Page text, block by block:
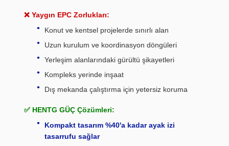
❌ Yaygın EPC Zorlukları:
Konut ve kentsel projelerde sınırlı alan
Uzun kurulum ve koordinasyon döngüleri
Yerleşim alanlarındaki gürültü şikayetleri
Kompleks yerinde inşaat
Dış mekanda çalıştırma için yetersiz koruma
✅ HENTG GÜÇ Çözümleri:
Kompakt tasarım %40'a kadar ayak izi
tasarrufu sağlar